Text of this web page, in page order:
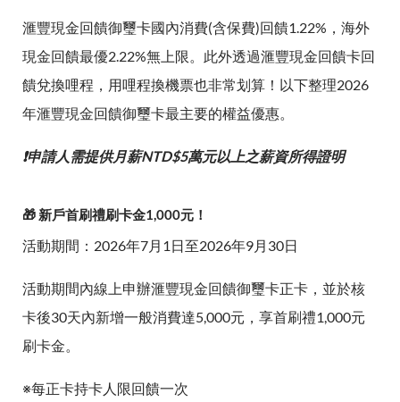
滙豐現金回饋御璽卡國內消費(含保費)回饋1.22%，海外
現金回饋最優2.22%無上限。此外透過滙豐現金回饋卡回
饋兌換哩程，用哩程換機票也非常划算！以下整理2026
年滙豐現金回饋御璽卡最主要的權益優惠。
❗申請人需提供月薪NTD$5萬元以上之薪資所得證明
🎁 新戶首刷禮刷卡金1,000元！
活動期間：2026年7月1日至2026年9月30日
活動期間內線上申辦滙豐現金回饋御璽卡正卡，並於核
卡後30天內新增一般消費達5,000元，享首刷禮1,000元
刷卡金。
※每正卡持卡人限回饋一次